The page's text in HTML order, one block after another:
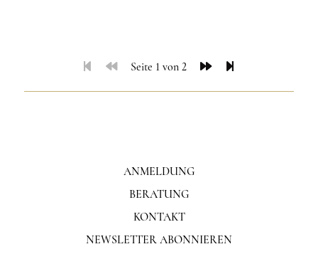
Seite 1 von 2
ANMELDUNG
BERATUNG
KONTAKT
NEWSLETTER ABONNIEREN